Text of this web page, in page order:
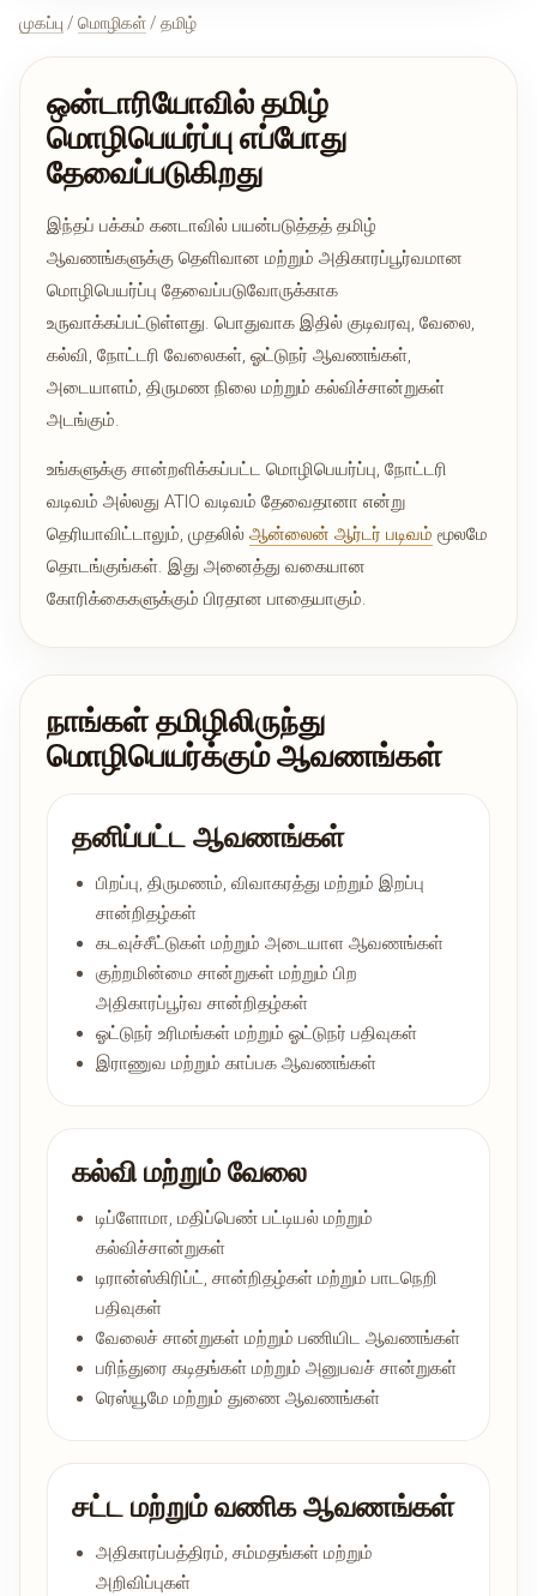
முகப்பு / மொழிகள் / தமிழ்
ஒன்டாரியோவில் தமிழ்
மொழிபெயர்ப்பு எப்போது
தேவைப்படுகிறது
இந்தப் பக்கம் கனடாவில் பயன்படுத்தத் தமிழ்
ஆவணங்களுக்கு தெளிவான மற்றும் அதிகாரப்பூர்வமான
மொழிபெயர்ப்பு தேவைப்படுவோருக்காக
உருவாக்கப்பட்டுள்ளது. பொதுவாக இதில் குடிவரவு, வேலை,
கல்வி, நோட்டரி வேலைகள், ஓட்டுநர் ஆவணங்கள்,
அடையாளம், திருமண நிலை மற்றும் கல்விச்சான்றுகள்
அடங்கும்.
உங்களுக்கு சான்றளிக்கப்பட்ட மொழிபெயர்ப்பு, நோட்டரி
வடிவம் அல்லது ATIO வடிவம் தேவைதானா என்று
தெரியாவிட்டாலும், முதலில் ஆன்லைன் ஆர்டர் படிவம் மூலமே
தொடங்குங்கள். இது அனைத்து வகையான
கோரிக்கைகளுக்கும் பிரதான பாதையாகும்.
நாங்கள் தமிழிலிருந்து
மொழிபெயர்க்கும் ஆவணங்கள்
தனிப்பட்ட ஆவணங்கள்
பிறப்பு, திருமணம், விவாகரத்து மற்றும் இறப்பு
சான்றிதழ்கள்
கடவுச்சீட்டுகள் மற்றும் அடையாள ஆவணங்கள்
குற்றமின்மை சான்றுகள் மற்றும் பிற
அதிகாரப்பூர்வ சான்றிதழ்கள்
ஓட்டுநர் உரிமங்கள் மற்றும் ஓட்டுநர் பதிவுகள்
இராணுவ மற்றும் காப்பக ஆவணங்கள்
கல்வி மற்றும் வேலை
டிப்ளோமா, மதிப்பெண் பட்டியல் மற்றும்
கல்விச்சான்றுகள்
டிரான்ஸ்கிரிப்ட், சான்றிதழ்கள் மற்றும் பாடநெறி
பதிவுகள்
வேலைச் சான்றுகள் மற்றும் பணியிட ஆவணங்கள்
பரிந்துரை கடிதங்கள் மற்றும் அனுபவச் சான்றுகள்
ரெஸ்யூமே மற்றும் துணை ஆவணங்கள்
சட்ட மற்றும் வணிக ஆவணங்கள்
அதிகாரப்பத்திரம், சம்மதங்கள் மற்றும்
அறிவிப்புகள்